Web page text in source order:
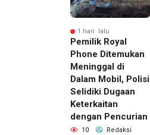
1 hari lalu
Pemilik Royal
Phone Ditemukan
Meninggal di
Dalam Mobil, Polisi
Selidiki Dugaan
Keterkaitan
dengan Pencurian
10 Redaksi